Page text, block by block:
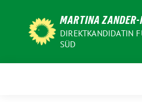
MARTINA ZANDER-
DIREKTKANDIDATIN
SÜD